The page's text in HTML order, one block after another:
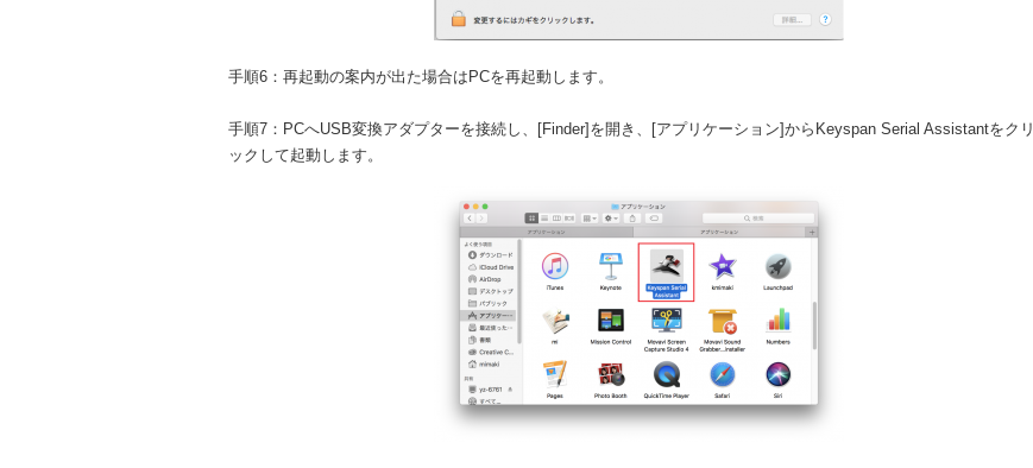
手順6：再起動の案内が出た場合はPCを再起動します。
手順7：PCへUSB変換アダプターを接続し、[Finder]を開き、[アプリケーション]からKeyspan Serial Assistantをクリ
ックして起動します。